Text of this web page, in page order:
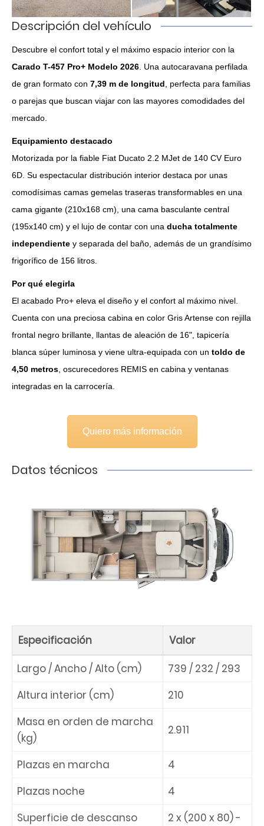
Descripción del vehículo
Descubre el confort total y el máximo espacio interior con la
Carado T-457 Pro+ Modelo 2026 . Una autocaravana perfilada
de gran formato con 7,39 m de longitud , perfecta para familias
o parejas que buscan viajar con las mayores comodidades del
mercado.
Equipamiento destacado
Motorizada por la fiable Fiat Ducato 2.2 MJet de 140 CV Euro
6D. Su espectacular distribución interior destaca por unas
comodísimas camas gemelas traseras transformables en una
cama gigante (210x168 cm), una cama basculante central
(195x140 cm) y el lujo de contar con una ducha totalmente
independiente y separada del baño, además de un grandísimo
frigorífico de 156 litros.
Por qué elegirla
El acabado Pro+ eleva el diseño y el confort al máximo nivel.
Cuenta con una preciosa cabina en color Gris Artense con rejilla
frontal negro brillante, llantas de aleación de 16", tapicería
blanca súper luminosa y viene ultra-equipada con un toldo de
4,50 metros , oscurecedores REMIS en cabina y ventanas
integradas en la carrocería.
Quiero más información
Datos técnicos
Especificación
Valor
Largo / Ancho / Alto (cm)
739 / 232 / 293
Altura interior (cm)
210
Masa en orden de marcha
(kg)
2.911
Plazas en marcha
4
Plazas noche
4
Superficie de descanso
2 x (200 x 80) -